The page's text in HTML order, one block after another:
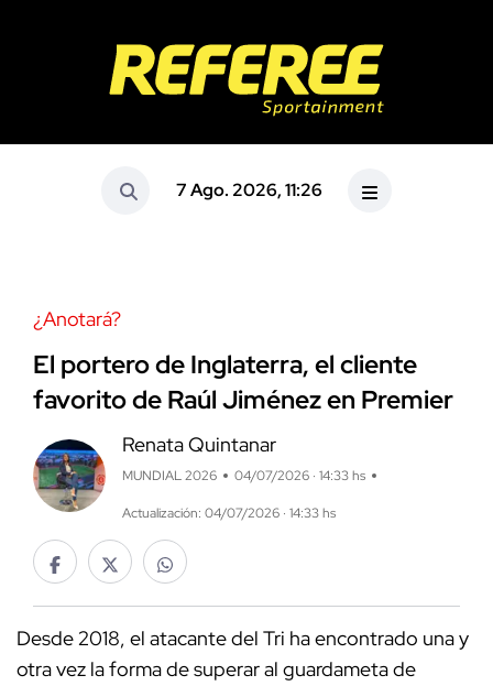
7 Ago. 2026, 11:26
¿Anotará?
El portero de Inglaterra, el cliente
favorito de Raúl Jiménez en Premier
Renata Quintanar
MUNDIAL 2026 04/07/2026 · 14:33 hs
Actualización: 04/07/2026 · 14:33 hs
Desde 2018, el atacante del Tri ha encontrado una y
otra vez la forma de superar al guardameta de